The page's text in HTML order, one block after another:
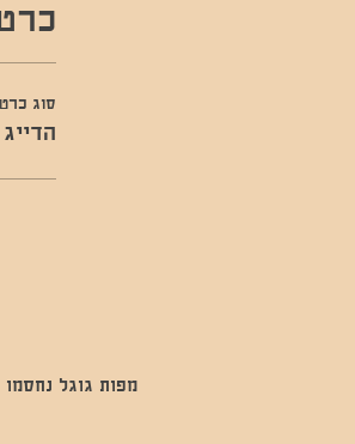
סוג
מפות גוגל נחסמו